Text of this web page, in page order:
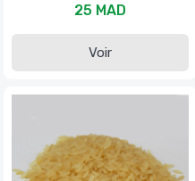
25 MAD
Voir